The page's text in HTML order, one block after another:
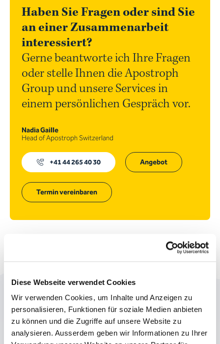
Diese Webseite verwendet Cookies
Wir verwenden Cookies, um Inhalte und Anzeigen zu
personalisieren, Funktionen für soziale Medien anbieten
zu können und die Zugriffe auf unsere Website zu
analysieren. Ausserdem geben wir Informationen zu Ihrer
Haben Sie Fragen oder sind Sie
an einer Zusammenarbeit
interessiert?
Gerne beantworte ich Ihre Fragen
oder stelle Ihnen die Apostroph
Group und unsere Services in
einem persönlichen Gespräch vor.
Nadia Gaille
Head of Apostroph Switzerland
+41 44 265 40 30 Angebot
Termin vereinbaren
Diese Themen könnten Sie
auch noch interessieren: